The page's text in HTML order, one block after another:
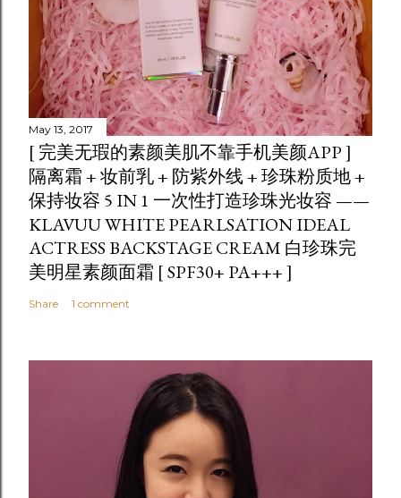
May 13, 2017
[ 完美无瑕的素颜美肌不靠手机美颜APP ]
隔离霜 + 妆前乳 + 防紫外线 + 珍珠粉质地 +
保持妆容 5 IN 1 一次性打造珍珠光妆容 ——
KLAVUU WHITE PEARLSATION IDEAL
ACTRESS BACKSTAGE CREAM 白珍珠完
美明星素颜面霜 [ SPF30+ PA+++ ]
Share 1 comment